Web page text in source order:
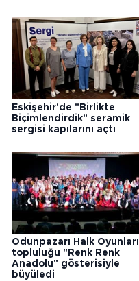
Eskişehir'de "Birlikte
Biçimlendirdik" seramik
sergisi kapılarını açtı
Odunpazarı Halk Oyunları
topluluğu "Renk Renk
Anadolu" gösterisiyle
büyüledi